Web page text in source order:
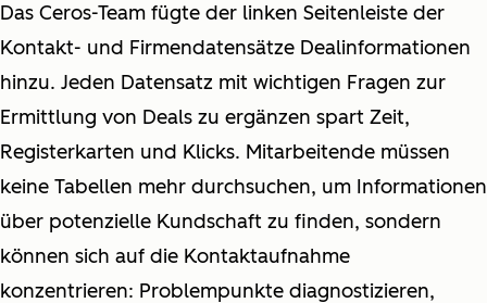
Das Ceros-Team fügte der linken Seitenleiste der
Kontakt- und Firmendatensätze Dealinformationen
hinzu. Jeden Datensatz mit wichtigen Fragen zur
Ermittlung von Deals zu ergänzen spart Zeit,
Registerkarten und Klicks. Mitarbeitende müssen
keine Tabellen mehr durchsuchen, um Informationen
über potenzielle Kundschaft zu finden, sondern
können sich auf die Kontaktaufnahme
konzentrieren: Problempunkte diagnostizieren,